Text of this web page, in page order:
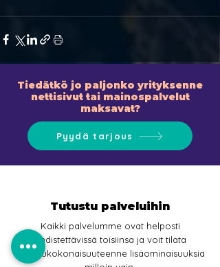
Tiedätkö jo paljonko yrityksenne
nettisivut tai mainospalvelut
maksavat?
Pyydä tarjous
Tutustu palveluihin
Kaikki palvelumme ovat helposti
yhdistettävissä toisiinsa ja voit tilata
palvelukokonaisuuteenne lisäominaisuuksia